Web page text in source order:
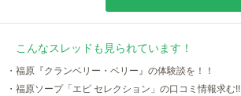
こんなスレッドも見られています！
・福原『クランベリー・ベリー』の体験談を！！
・福原ソープ「エピ セレクション」の口コミ情報求む!!